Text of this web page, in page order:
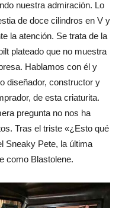
nuestra admiración. Lo
de doce cilindros en V y
la atención. Se trata de la
plateado que no muestra
Hablamos con él y
diseñador, constructor y
de esta criaturita.
pregunta no nos ha
Tras el triste «¿Esto qué
Sneaky Pete, la última
como Blastolene.